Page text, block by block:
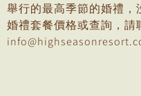
舉行的最高季節的婚禮，
婚禮套餐價格或查詢，請